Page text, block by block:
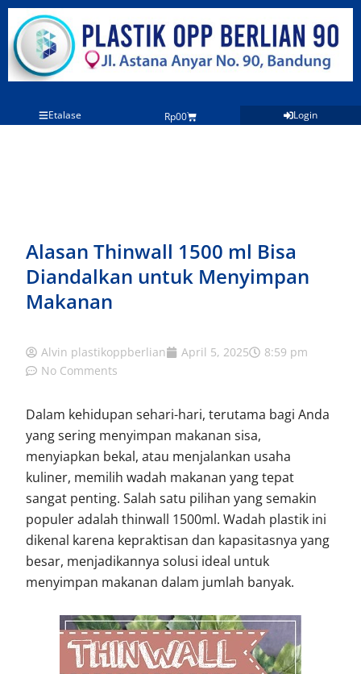
Lewati
konten
Etalase Rp00
Cart Login
Alasan Thinwall 1500 ml Bisa
Diandalkan untuk Menyimpan
Makanan
Alvin plastikoppberlian April 5, 2025
8:59 pm
No Comments
Dalam kehidupan sehari-hari, terutama bagi Anda
yang sering menyimpan makanan sisa,
menyiapkan bekal, atau menjalankan usaha
kuliner, memilih wadah makanan yang tepat
sangat penting. Salah satu pilihan yang semakin
populer adalah thinwall 1500ml. Wadah plastik ini
dikenal karena kepraktisan dan kapasitasnya yang
besar, menjadikannya solusi ideal untuk
menyimpan makanan dalam jumlah banyak.